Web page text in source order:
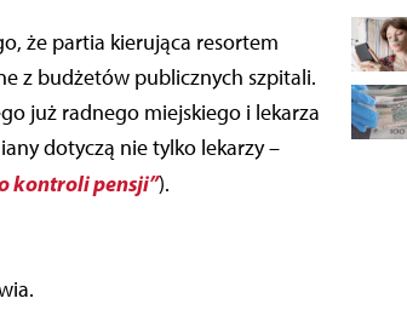
że partia kierująca resortem
z budżetów publicznych szpitali.
już radnego miejskiego i lekarza
dotyczą nie tylko lekarzy –
kontroli pensji”).